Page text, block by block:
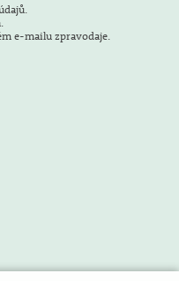
e-mailu zpravodaje.